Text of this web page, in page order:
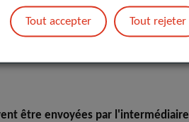
être envoyées par l'intermédiaire
Tout accepter Tout rejeter